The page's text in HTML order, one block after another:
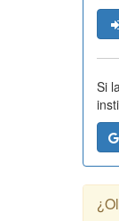
Si